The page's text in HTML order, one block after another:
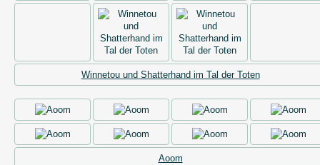
Winnetou und Shatterhand im Tal der Toten
Aoom